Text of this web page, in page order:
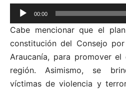
Reproductor
de
audio
00:00
Cabe mencionar que el
constitución del Consejo
Araucanía, para promover
región. Asimismo, se
víctimas de violencia y